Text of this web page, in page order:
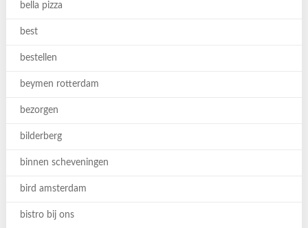
bella pizza
best
bestellen
beymen rotterdam
bezorgen
bilderberg
binnen scheveningen
bird amsterdam
bistro bij ons